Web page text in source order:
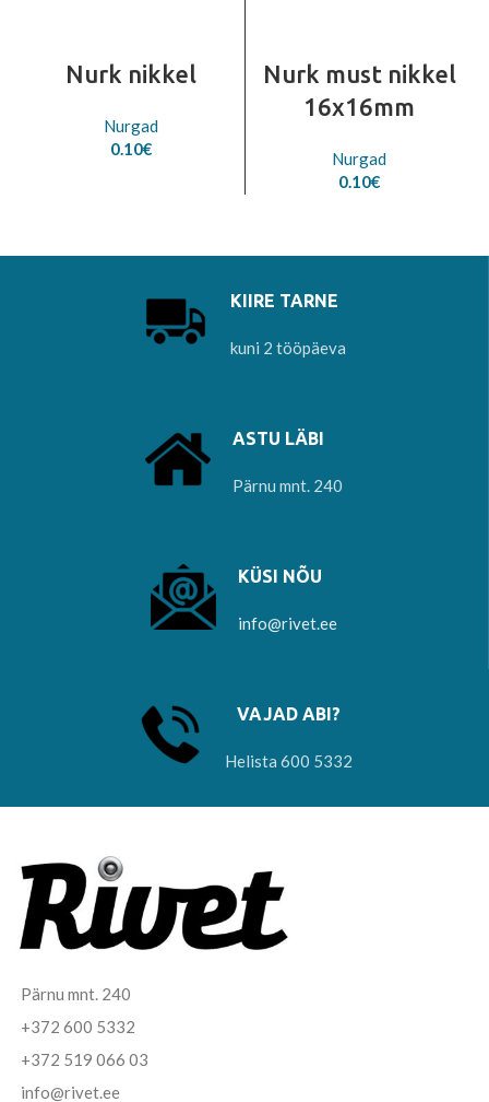
Nurk nikkel
Nurgad
0.10€
Nurk must nikkel
16x16mm
Nurgad
0.10€
KIIRE TARNE
kuni 2 tööpäeva
ASTU LÄBI
Pärnu mnt. 240
KÜSI NÕU
info@rivet.ee
VAJAD ABI?
Helista 600 5332
Pärnu mnt. 240
+372 600 5332
+372 519 066 03
info@rivet.ee